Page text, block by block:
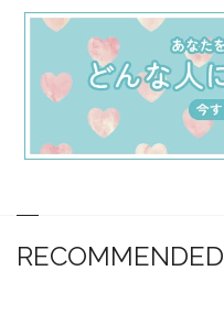
RECOMMENDED